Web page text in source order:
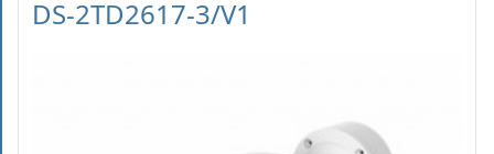
DS-2TD2617-3/V1